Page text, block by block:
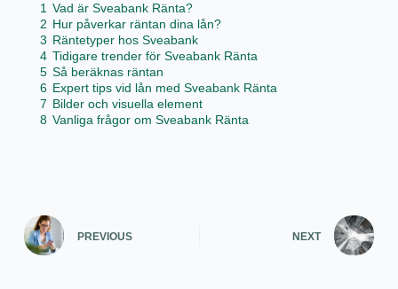
1 Vad är Sveabank Ränta?
2 Hur påverkar räntan dina lån?
3 Räntetyper hos Sveabank
4 Tidigare trender för Sveabank Ränta
5 Så beräknas räntan
6 Expert tips vid lån med Sveabank Ränta
7 Bilder och visuella element
8 Vanliga frågor om Sveabank Ränta
PREVIOUS NEXT